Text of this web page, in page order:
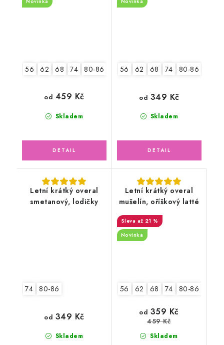
56 62 68 74 80-86 92-98
Skladem
od 459 Kč
56 62 68 74 80-86
Skladem
od 349 Kč
Letní krátký overal
smetanový, lodičky
74 80-86
Skladem
od 349 Kč
Letní krátký overal
mušelín, oříškový latté
až 21 %
Novinka
56 62 68 74 80-86
Skladem
od 359 Kč
459 Kč